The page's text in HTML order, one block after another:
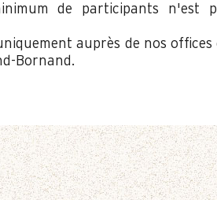
de participants n'est
auprès de nos offices
Bornand.